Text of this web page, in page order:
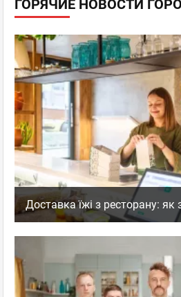
ГОРЯЧИЕ НОВОСТИ
Доставка їжі з ресторану: як